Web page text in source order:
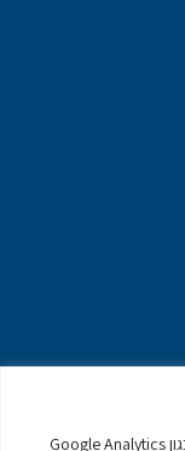
באתר נעשה שימוש בקובצי Cookies וכלים חיצוניים כגון Google Analytics